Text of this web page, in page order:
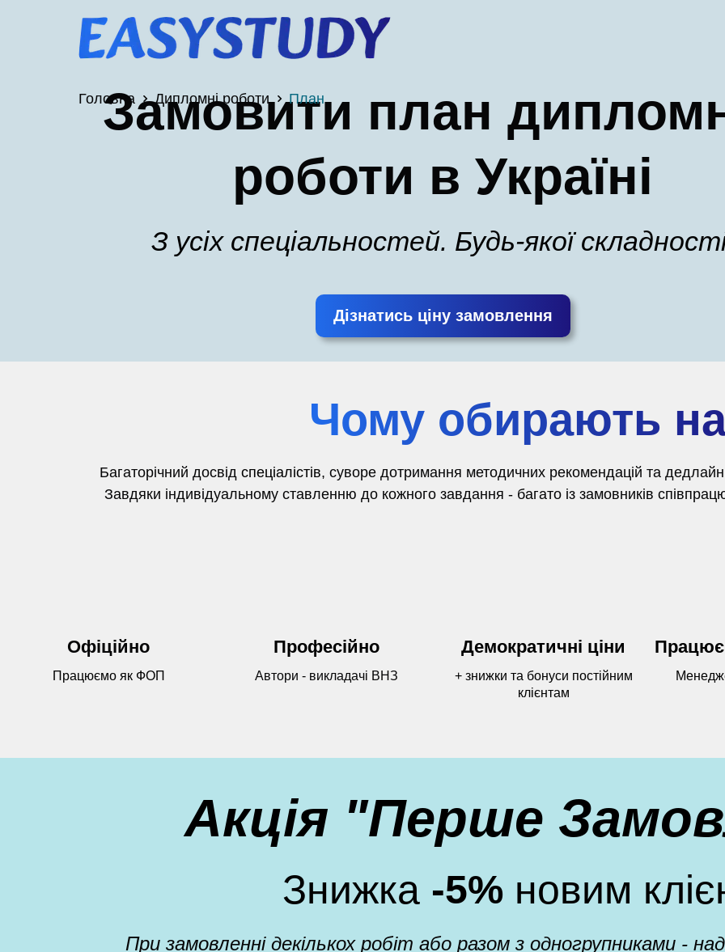
Замовити план
роботи в Україні
З усіх спеціальностей. Будь-якої
Дізнатись ціну замовлення
Головна Дипломні роботи План
Чому обирають
Багаторічний досвід спеціалістів, суворе дотримання методичних рекомендацій та
Завдяки індивідуальному ставленню до кожного завдання - багато із замовників
Офіційно
Працюємо як ФОП
Професійно
Автори - викладачі ВНЗ
Демократичні ціни
+ знижки та бонуси постійним
клієнтам
Акція "Перше
Знижка -5%новим
При замовленні декількох робіт або разом з одногрупниками -